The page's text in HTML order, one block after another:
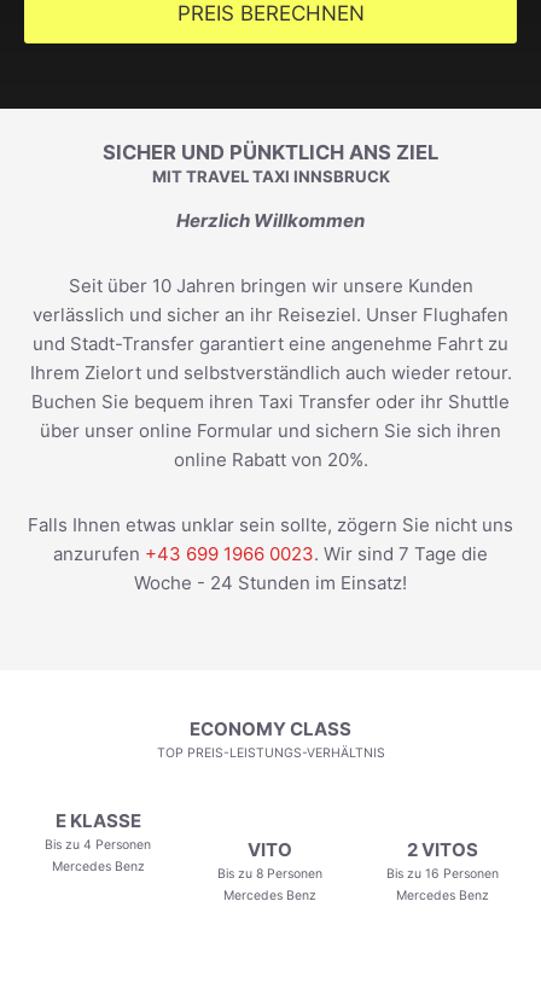
PREIS BERECHNEN
SICHER UND PÜNKTLICH ANS ZIEL
MIT TRAVEL TAXI INNSBRUCK
Herzlich Willkommen
Seit über 10 Jahren bringen wir unsere Kunden
verlässlich und sicher an ihr Reiseziel. Unser Flughafen
und Stadt-Transfer garantiert eine angenehme Fahrt zu
Ihrem Zielort und selbstverständlich auch wieder retour.
Buchen Sie bequem ihren Taxi Transfer oder ihr Shuttle
über unser online Formular und sichern Sie sich ihren
online Rabatt von 20%.
Falls Ihnen etwas unklar sein sollte, zögern Sie nicht uns
anzurufen +43 699 1966 0023. Wir sind 7 Tage die
Woche - 24 Stunden im Einsatz!
ECONOMY CLASS
TOP PREIS-LEISTUNGS-VERHÄLTNIS
E KLASSE
Bis zu 4 Personen
Mercedes Benz
VITO
Bis zu 8 Personen
Mercedes Benz
2 VITOS
Bis zu 16 Personen
Mercedes Benz